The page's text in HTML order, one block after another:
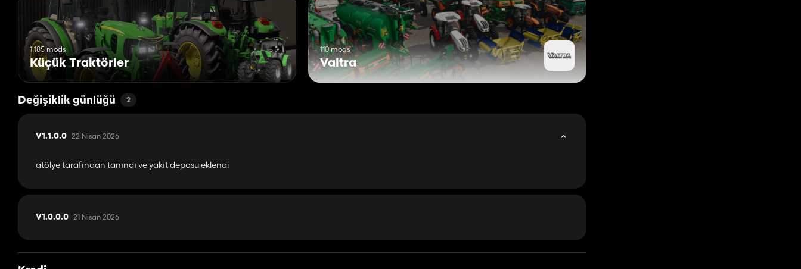
1 185 mods
Küçük Traktörler
110 mods
Valtra
Değişiklik günlüğü 2
V1.1.0.0 22 Nisan 2026
atölye tarafından tanındı ve yakıt deposu eklendi
V1.0.0.0 21 Nisan 2026